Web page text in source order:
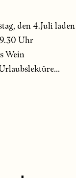
den 4.Juli laden
Uhr
Wein